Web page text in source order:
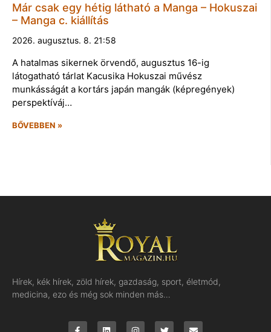
Már csak egy hétig látható a Manga – Hokuszai
– Manga c. kiállítás
2026. augusztus. 8. 21:58
A hatalmas sikernek örvendő, augusztus 16-ig
látogatható tárlat Kacusika Hokuszai művész
munkásságát a kortárs japán mangák (képregények)
perspektíváj…
BŐVEBBEN »
Hírek, kék hírek, zöld hírek, gazdaság, sport, életmód,
medicina, ezo és még sok minden más…